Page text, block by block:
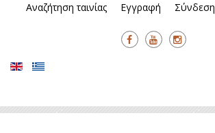
Αναζήτηση ταινίας Εγγραφή Σύνδεση